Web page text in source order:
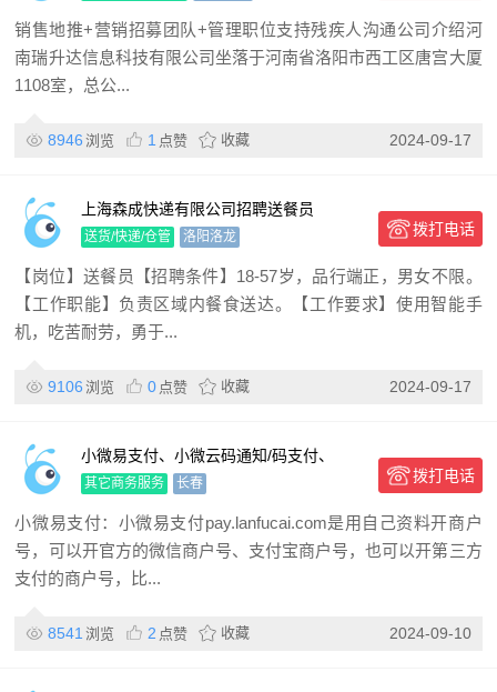
销售地推+营销招募团队+管理职位支持残疾人沟通公司介绍河
南瑞升达信息科技有限公司坐落于河南省洛阳市西工区唐宫大厦
1108室，总公...
8946 浏览 1 点赞 收藏 2024-09-17
上海森成快递有限公司招聘送餐员
送货/快递/仓管 洛阳洛龙 拨打电话
【岗位】送餐员【招聘条件】18-57岁，品行端正，男女不限。
【工作职能】负责区域内餐食送达。【工作要求】使用智能手
机，吃苦耐劳，勇于...
9106 浏览 0 点赞 收藏 2024-09-17
小微易支付、小微云码通知/码支付、
MYM码通知/码支付的区别
其它商务服务 长春 拨打电话
小微易支付：小微易支付pay.lanfucai.com是用自己资料开商户
号，可以开官方的微信商户号、支付宝商户号，也可以开第三方
支付的商户号，比...
8541 浏览 2 点赞 收藏 2024-09-10